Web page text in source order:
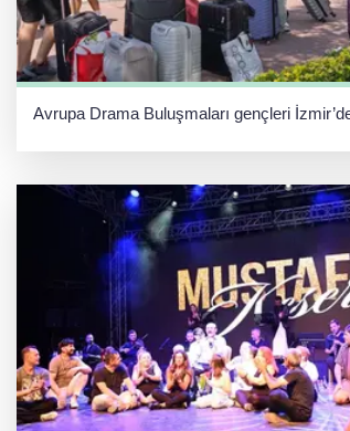
Avrupa Drama Buluşmaları gençleri